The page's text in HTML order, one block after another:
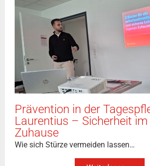
Prävention in der
Laurentius – Sicherheit im
Zuhause
Wie sich Stürze vermeiden lassen…